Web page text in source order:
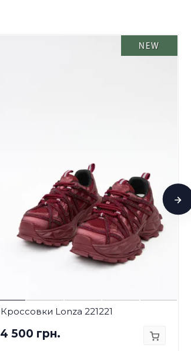
NEW
Кроссовки Lonza 221221
4 500 грн.